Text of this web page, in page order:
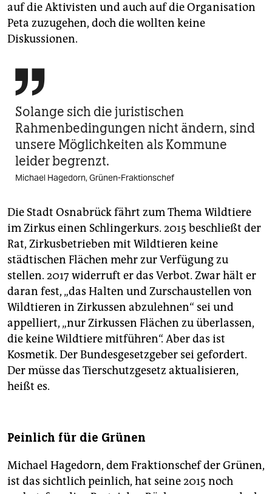
auf die Aktivisten und auch auf die Organisation
Peta zuzugehen, doch die wollten keine
Diskussionen.

Solange sich die juristischen
Rahmenbedingungen nicht ändern, sind
unsere Möglichkeiten als Kommune
leider begrenzt.
Michael Hagedorn, Grünen-Fraktionschef
Die Stadt Osnabrück fährt zum Thema Wildtiere
im Zirkus einen Schlingerkurs. 2015 beschließt der
Rat, Zirkusbetrieben mit Wildtieren keine
städtischen Flächen mehr zur Verfügung zu
stellen. 2017 widerruft er das Verbot. Zwar hält er
daran fest, „das Halten und Zurschaustellen von
Wildtieren in Zirkussen abzulehnen“ sei und
appelliert, „nur Zirkussen Flächen zu überlassen,
die keine Wildtiere mitführen“. Aber das ist
Kosmetik. Der Bundes­gesetz­geber sei gefordert.
Der müsse das Tierschutzgesetz aktualisieren,
heißt es.
Peinlich für die Grünen
Michael Hagedorn, dem Fraktionschef der Grünen,
ist das sichtlich peinlich, hat seine 2015 noch